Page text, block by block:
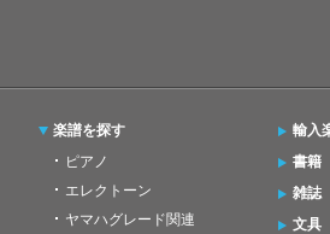
楽譜を探す
ピアノ
エレクトーン
ヤマハグレード関連
輸入
書籍
雑誌
文具